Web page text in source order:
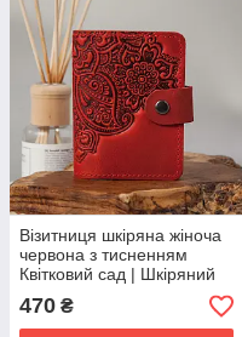
Візитниця шкіряна жіноча
червона з тисненням
Квітковий сад | Шкіряний
картхолдер
470 ₴